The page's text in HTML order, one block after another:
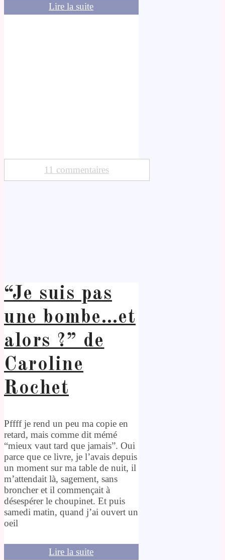
Lire la suite
11 commentaires
“Je suis pas
une bombe…et
alors ?” de
Caroline
Rochet
Pffff je rend un peu ma copie en
retard, mais comme dit mémé
“mieux vaut tard que jamais”. Oui
parce que ce livre, je l’avais depuis
un moment sur ma table de nuit, il
m’attendait là, sagement, sans
broncher et il commençait à
désespérer le choupinet. Et puis
samedi matin, quand j’ai ouvert un
oeil
Lire la suite